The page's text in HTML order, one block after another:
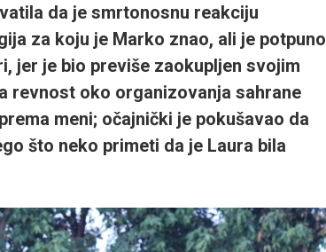
da je smrtonosnu reakciju
za koju je Marko znao, ali je potpuno
jer je bio previše zaokupljen svojim
revnost oko organizovanja sahrane
meni; očajnički je pokušavao da
što neko primeti da je Laura bila